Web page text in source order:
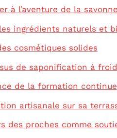
à l’aventure de la
ingrédients naturels et
cosmétiques solides
de saponification à froid
de la formation continue
artisanale sur sa
des proches comme